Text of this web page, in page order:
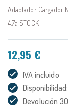
de
imágenes
Adaptador Cargador
4.7a STOCK
12,95 €
IVA incluido
Disponibilidad:
Devolución